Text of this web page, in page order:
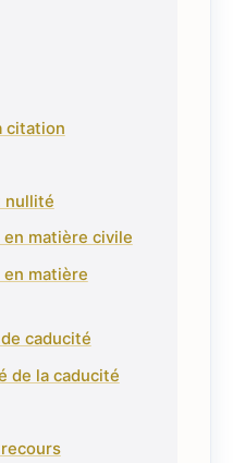
citation
nullité
matière civile
matière
caducité
de la caducité